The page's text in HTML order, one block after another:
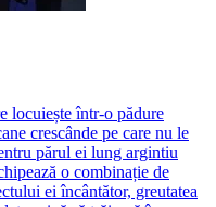
locuiește într-o pădure
crescânde pe care nu le
părul ei lung argintiu
o combinație de
ei încântător, greutatea